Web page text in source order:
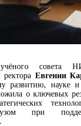
совета
ректора Евгении
развитию, науке
о ключевых
при